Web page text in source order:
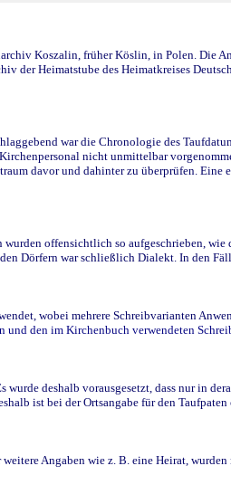
Koszalin, früher Köslin, in Polen.
der Heimatstube des Heimatkreises
war die Chronologie des
nicht unmittelbar
davor und dahinter zu überprüfen.
offensichtlich so aufgeschrieben,
Dörfern war schließlich Dialekt. In den
wobei mehrere Schreibvarianten
den im Kirchenbuch verwendeten
deshalb vorausgesetzt, dass nur in
ist bei der Ortsangabe für den
Angaben wie z. B. eine Heirat, wurden